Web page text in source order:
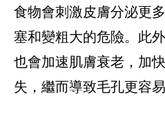
食物會刺激皮膚分泌更
塞和變粗大的危險。此
也會加速肌膚衰老，加
失，繼而導致毛孔更容易